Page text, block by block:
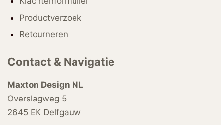
Productverzoek
Retourneren
Contact & Navigatie
Maxton Design NL
Overslagweg 5
2645 EK Delfgauw